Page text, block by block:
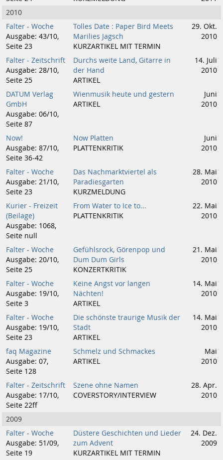
2010
Falter - Woche
Ausgabe: 43/10,
Seite 23
Tolles Date : Paper Bird Meets
Marilies Jagsch
KURZARTIKEL MIT TERMIN
29. Okt.
2010
Falter - Zeitschrift
Ausgabe: 28/10,
Seite 25
Durchs weite Land, Gitarre in
der Hand
ARTIKEL
14. Juli
2010
DATUM Verlag
GmbH
Ausgabe: 06/10,
Seite 87
Wienmusik heute und gestern
ARTIKEL
Juni
2010
Now!
Ausgabe: 87/10,
Seite 36-42
Now Platten
PLATTENKRITIK
Juni
2010
Falter - Woche
Ausgabe: 21/10,
Seite 23
Das Nachmarktviertel als
Paradiesgarten
KURZMELDUNG
28. Mai
2010
Kurier - Freizeit
(Beilage)
Ausgabe: 1068,
Seite null
From Water to Ice to...
PLATTENKRITIK
22. Mai
2010
Falter - Woche
Ausgabe: 20/10,
Seite 25
Gefühlsrock, Görenpop und
Dum Dum Girls
KONZERTKRITIK
21. Mai
2010
Falter - Woche
Ausgabe: 19/10,
Seite 3
Keine Angst vor langen
Nächten!
ARTIKEL
14. Mai
2010
Falter - Woche
Ausgabe: 19/10,
Seite 23
Die schönste traurige Musik der
Stadt
ARTIKEL
14. Mai
2010
faq Magazine
Ausgabe: 07,
Seite 128
Schmelz und Schmackes
ARTIKEL
Mai
2010
Falter - Zeitschrift
Ausgabe: 17/10,
Seite 22ff
Szene ohne Namen
COVERSTORY/INTERVIEW
28. Apr.
2010
2009
Falter - Woche
Ausgabe: 51/09,
Seite 19
Düstere Geschichten und Lieder
zum Advent
KURZARTIKEL MIT TERMIN
24. Dez.
2009